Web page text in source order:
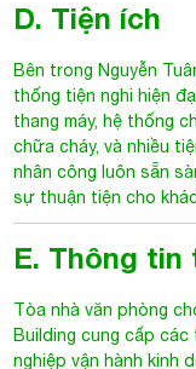
D. Tiện ích
Bên trong Nguyễn
thống tiện nghi hiện
thang máy, hệ thống
chữa cháy, và nhiều
nhân công luôn sẵn
sự thuận tiện cho
E. Thông tin
Tòa nhà văn phòng
Building cung cấp
nghiệp vận hành kinh